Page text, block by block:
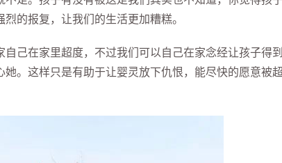
的报复，让我们的生活更加糟糕。
在家里超度，不过我们可以自己在家念经让孩子得
。这样只是有助于让婴灵放下仇恨，能尽快的愿意被超